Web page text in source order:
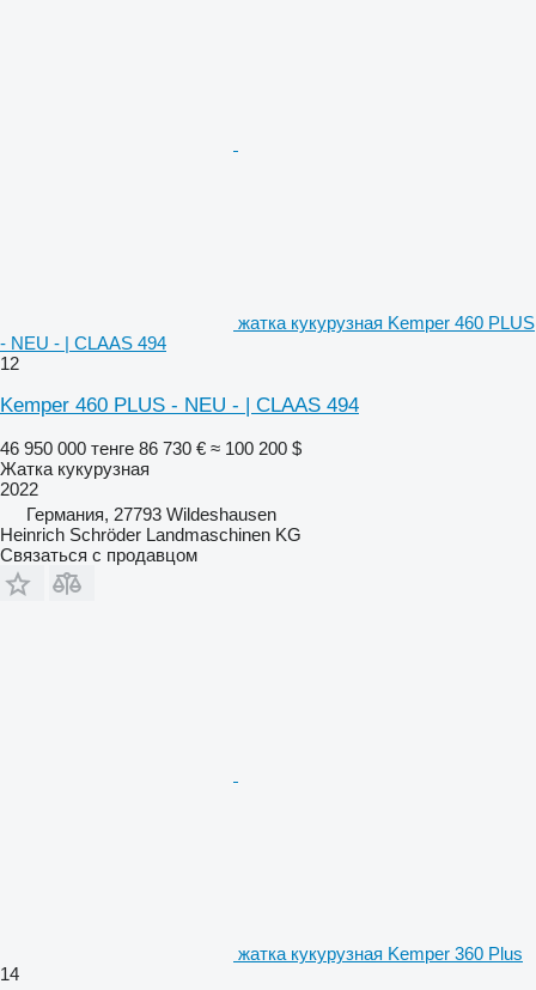
жатка кукурузная Kemper 460 PLUS
- NEU - | CLAAS 494
12
Kemper 460 PLUS - NEU - | CLAAS 494
46 950 000 тенге 86 730 € ≈ 100 200 $
Жатка кукурузная
2022
Германия, 27793 Wildeshausen
Heinrich Schröder Landmaschinen KG
Связаться с продавцом
жатка кукурузная Kemper 360 Plus
14